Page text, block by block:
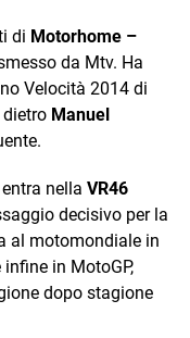
di Motorhome –
da Mtv. Ha
Velocità 2014 di
Manuel
nella VR46
decisivo per la
al motomondiale in
in MotoGP,
dopo stagione